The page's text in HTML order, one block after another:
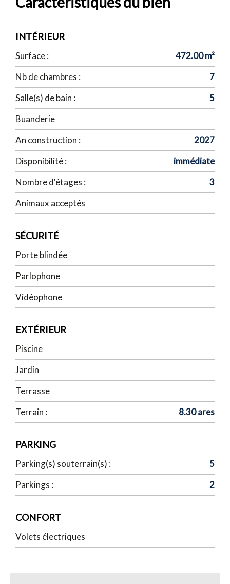
INTÉRIEUR
Surface :
472.00 m²
Nb de chambres :
7
Salle(s) de bain :
5
Buanderie
An construction :
2027
Disponibilité :
immédiate
Nombre d'étages :
3
Animaux acceptés
SÉCURITÉ
Porte blindée
Parlophone
Vidéophone
EXTÉRIEUR
Piscine
Jardin
Terrasse
Terrain :
8.30 ares
PARKING
Parking(s) souterrain(s) :
5
Parkings :
2
CONFORT
Volets électriques